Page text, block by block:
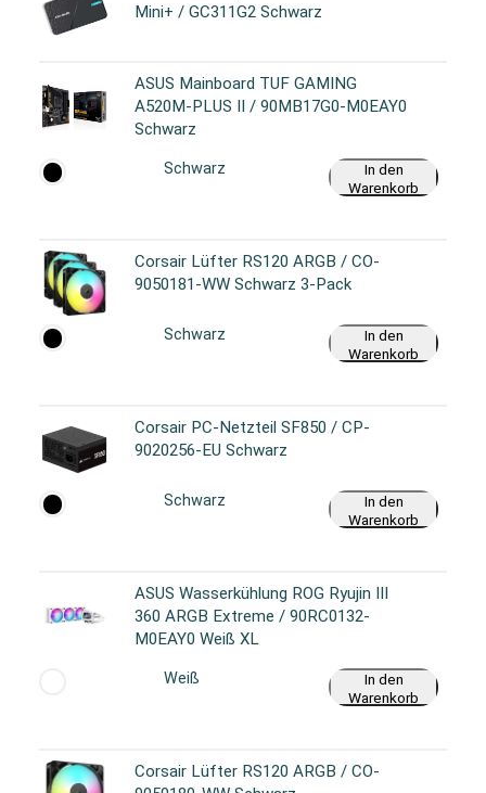
Mini+ / GC311G2 Schwarz
ASUS Mainboard TUF GAMING
A520M-PLUS II / 90MB17G0-M0EAY0
Schwarz
Schwarz
In den
Warenkorb
Corsair Lüfter RS120 ARGB / CO-
9050181-WW Schwarz 3-Pack
Schwarz
In den
Warenkorb
Corsair PC-Netzteil SF850 / CP-
9020256-EU Schwarz
Schwarz
In den
Warenkorb
ASUS Wasserkühlung ROG Ryujin III
360 ARGB Extreme / 90RC0132-
M0EAY0 Weiß XL
Weiß
In den
Warenkorb
Corsair Lüfter RS120 ARGB / CO-